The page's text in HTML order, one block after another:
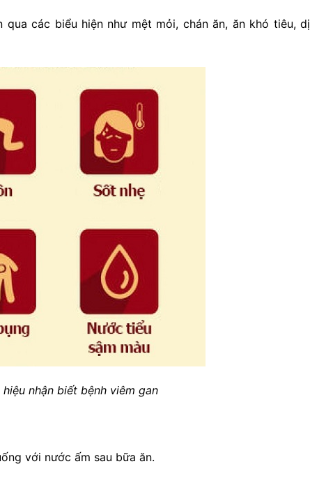
các biểu hiện như mệt mỏi, chán ăn, ăn khó tiêu, dị
nhận biết bệnh viêm gan
với nước ấm sau bữa ăn.